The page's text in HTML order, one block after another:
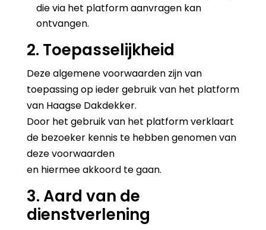
die via het platform aanvragen kan
ontvangen.
2. Toepasselijkheid
Deze algemene voorwaarden zijn van
toepassing op ieder gebruik van het platform
van Haagse Dakdekker.
Door het gebruik van het platform verklaart
de bezoeker kennis te hebben genomen van
deze voorwaarden
en hiermee akkoord te gaan.
3. Aard van de
dienstverlening